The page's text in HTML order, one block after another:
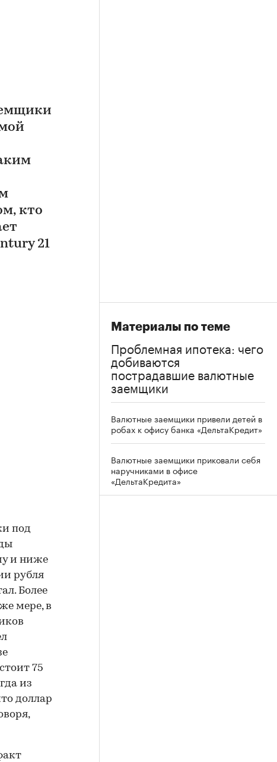
кто
21
под
и ниже
рубля
Более
мере, в
75
из
доллар
Материалы по теме
Проблемная ипотека: чего
добиваются
пострадавшие валютные
заемщики
Валютные заемщики привели детей в
робах к офису банка «ДельтаКредит»
Валютные заемщики приковали себя
наручниками в офисе
«ДельтаКредита»